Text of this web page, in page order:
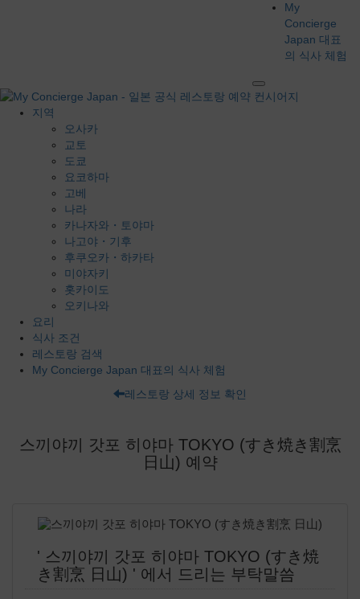
My
Concierge
Japan 대표
의 식사 체험
지역
오사카
교토
도쿄
요코하마
고베
나라
카나자와・토야마
나고야・기후
후쿠오카・하카타
미야자키
홋카이도
오키나와
요리
식사 조건
레스토랑 검색
My Concierge Japan 대표의 식사 체험
레스토랑 상세 정보 확인
스끼야끼 갓포 히야마 TOKYO (すき焼き割烹
日山) 예약
' 스끼야끼 갓포 히야마 TOKYO (すき焼
き割烹 日山) ' 에서 드리는 부탁말씀